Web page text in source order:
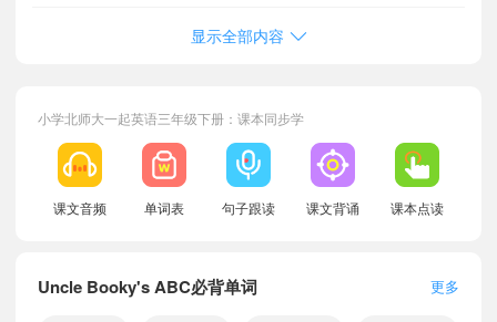
显示全部内容
小学北师大一起英语三年级下册：课本同步学
课文音频 单词表 句子跟读 课文背诵 课本点读
Uncle Booky's ABC必背单词 更多